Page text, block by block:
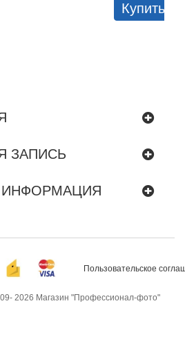
Купить
ЗАПИСЬ
ИНФОРМАЦИЯ
Пользовательское
2026 Магазин "Профессионал-фото"